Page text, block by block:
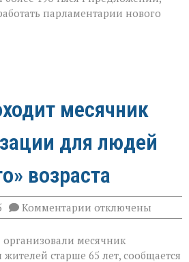
парламентарии нового
месячник
для людей
возраста
Комментарии к
записи
Дону
проходит
отключены
организовали месячник
старше 65 лет, сообщается